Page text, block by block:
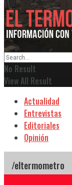
No Result
View All Result
Actualidad
Entrevistas
Editoriales
Opinión